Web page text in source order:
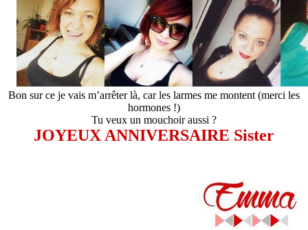
Bon sur ce je vais m’arrêter là, car les larmes me montent (merci les
hormones !)
Tu veux un mouchoir aussi ?
JOYEUX ANNIVERSAIRE Sister